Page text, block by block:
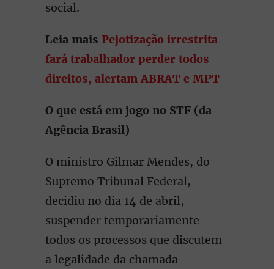
social.
Leia mais Pejotização irrestrita
fará trabalhador perder todos
direitos, alertam ABRAT e MPT
O que está em jogo no STF (da
Agência Brasil)
O ministro Gilmar Mendes, do
Supremo Tribunal Federal,
decidiu no dia 14 de abril,
suspender temporariamente
todos os processos que discutem
a legalidade da chamada